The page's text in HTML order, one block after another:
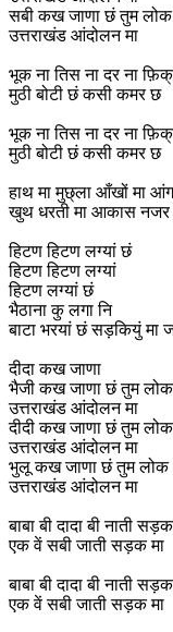
सबी कख जाणा छं तुम लोक
उत्तराखंड आंदोलन मा
भूक ना तिस ना दर ना
मुठी बोटी छं कसी कमर छ
भूक ना तिस ना दर ना
मुठी बोटी छं कसी कमर छ
हाथ मा मुछ्ला आँखों मा
खुथ धरती मा आकास
हिटण हिटण लग्यां छं
हिटण हिटण लग्यां
हिटण लग्यां छं
भैठाना कु लगा नि
बाटा भरयां छं सड़कियुं मा
दीदा कख जाणा
भैजी कख जाणा छं तुम लोक
उत्तराखंड आंदोलन मा
दीदी कख जाणा छं तुम लोक
उत्तराखंड आंदोलन मा
भुलू कख जाणा छं तुम लोक
उत्तराखंड आंदोलन मा
बाबा बी दादा बी नाती
एक वें सबी जाती सड़क मा
बाबा बी दादा बी नाती
एक वें सबी जाती सड़क मा